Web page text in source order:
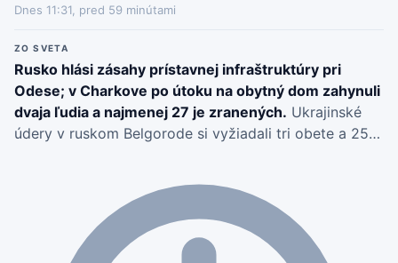
Dnes 11:31, pred 59 minútami
ZO SVETA
Rusko hlási zásahy prístavnej infraštruktúry pri
Odese; v Charkove po útoku na obytný dom zahynuli
dvaja ľudia a najmenej 27 je zranených. Ukrajinské
údery v ruskom Belgorode si vyžiadali tri obete a 25